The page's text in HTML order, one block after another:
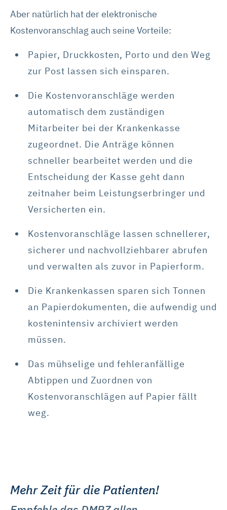
Aber natürlich hat der elektronische
Kostenvoranschlag auch seine Vorteile:
Papier, Druckkosten, Porto und den Weg
zur Post lassen sich einsparen.
Die Kostenvoranschläge werden
automatisch dem zuständigen
Mitarbeiter bei der Krankenkasse
zugeordnet. Die Anträge können
schneller bearbeitet werden und die
Entscheidung der Kasse geht dann
zeitnaher beim Leistungserbringer und
Versicherten ein.
Kostenvoranschläge lassen schnellerer,
sicherer und nachvollziehbarer abrufen
und verwalten als zuvor in Papierform.
Die Krankenkassen sparen sich Tonnen
an Papierdokumenten, die aufwendig und
kostenintensiv archiviert werden
müssen.
Das mühselige und fehleranfällige
Abtippen und Zuordnen von
Kostenvoranschlägen auf Papier fällt
weg.
Mehr Zeit für die Patienten!